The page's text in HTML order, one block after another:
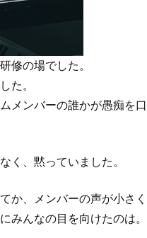
修の場でした。
た。
メンバーの誰かが愚痴を
く、黙っていました。
か、メンバーの声が小さ
みんなの目を向けたのは。